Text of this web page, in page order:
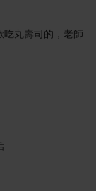
吃丸壽司的，老師